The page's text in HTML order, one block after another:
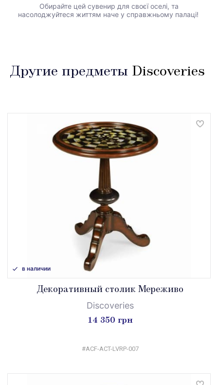
Обирайте цей сувенир для своєї оселі, та
насолоджуйтеся життям наче у справжньому палаці!
Другие предметы Discoveries
в наличии
Декоративный столик Мереживо
Discoveries
14 350 грн
#ACF-ACT-LVRP-007